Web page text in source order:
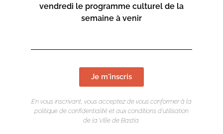
LIEU DE L'ÉVÉNEMENT
vendredi le programme culturel de la
semaine à venir
Je m'inscris
En vous inscrivant, vous acceptez de vous conformer à la
politique de confidentialité et aux conditions d’utilisation
de la Ville de Bastia.